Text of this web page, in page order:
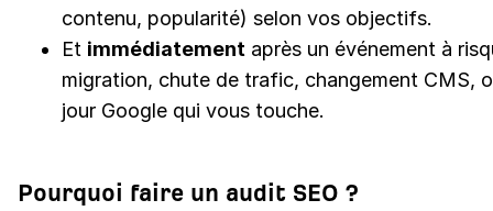
contenu, popularité) selon vos objectifs.
Et immédiatement après un événement à
migration, chute de trafic, changement CMS,
jour Google qui vous touche.
Pourquoi faire un audit SEO ?